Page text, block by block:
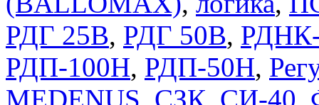
РДГ 25В, РДГ 50В,
РДП-100Н, РДП-50Н,